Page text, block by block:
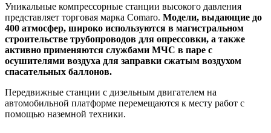
Уникальные компрессорные станции высокого давления
представляет торговая марка Comaro. Модели, выдающие до
400 атмосфер, широко используются в магистральном
строительстве трубопроводов для опрессовки, а также
активно применяются службами МЧС в паре с
осушителями воздуха для заправки сжатым воздухом
спасательных баллонов.
Передвижные станции с дизельным двигателем на
автомобильной платформе перемещаются к месту работ с
помощью наземной техники.